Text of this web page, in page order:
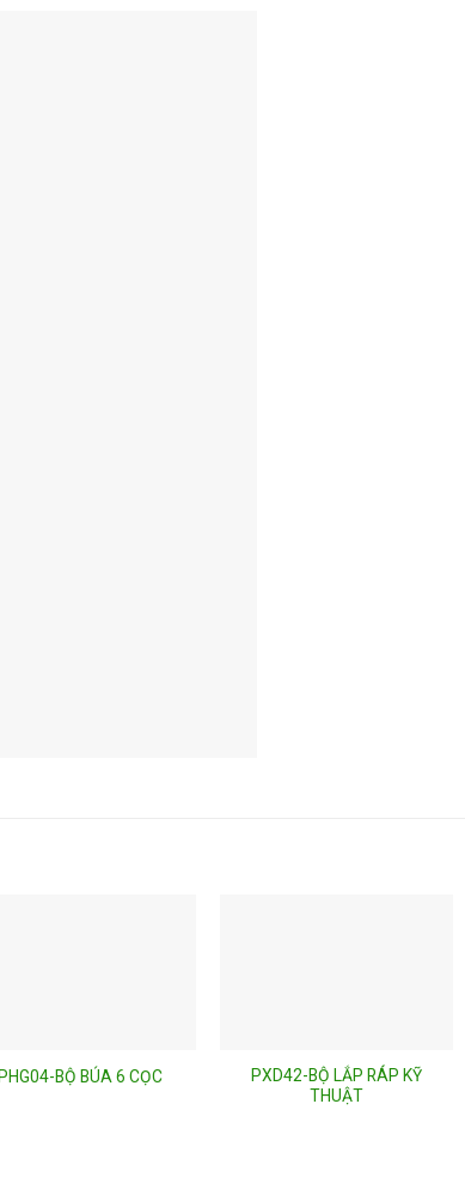
PHG04-BỘ BÚA 6 CỌC
PXD42-BỘ LẮP RÁP KỸ
THUẬT